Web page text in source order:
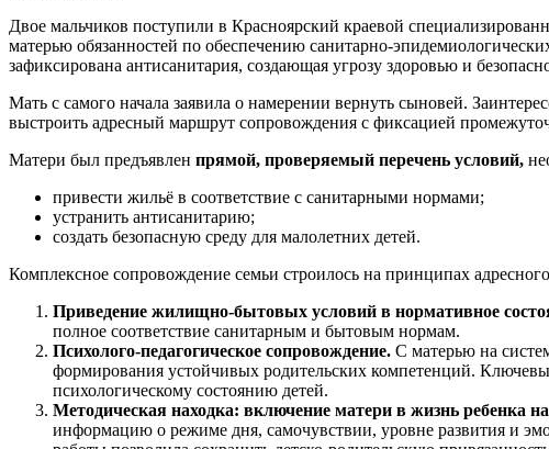
Двое мальчиков поступили в Красноярский краевой
матерью обязанностей по обеспечению санитарно-
зафиксирована антисанитария, создающая угрозу здоровью и
Мать с самого начала заявила о намерении вернуть сыновей.
выстроить адресный маршрут сопровождения с фиксацией
Матери был предъявлен прямой, проверяемый перечень условий,
привести жильё в соответствие с санитарными нормами;
устранить антисанитарию;
создать безопасную среду для малолетних детей.
Комплексное сопровождение семьи строилось на принципах
Приведение жилищно-бытовых условий в нормативное
полное соответствие санитарным и бытовым нормам.
Психолого-педагогическое сопровождение. С матерью на
формирования устойчивых родительских компетенций.
психологическому состоянию детей.
Методическая находка: включение матери в жизнь ребенка
информацию о режиме дня, самочувствии, уровне развития и